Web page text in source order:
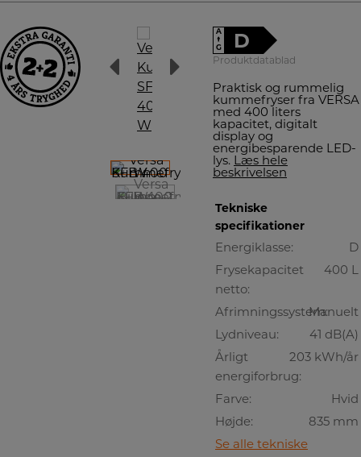
A
↑
G
D
Produktdatablad
Praktisk og rummelig
kummefryser fra VERSA
med 400 liters
kapacitet, digitalt
display og
energibesparende LED-
lys. Læs hele
beskrivelsen
Tekniske
specifikationer
Energiklasse:
D
Frysekapacitet
netto:
400 L
Afrimningssystem:Manuelt
Lydniveau:
41 dB(A)
Årligt
energiforbrug:
203 kWh/år
Farve:
Hvid
Højde:
835 mm
Se alle tekniske